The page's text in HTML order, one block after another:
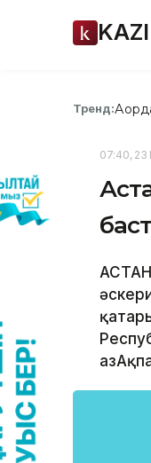
Тренд:
07:40, 23